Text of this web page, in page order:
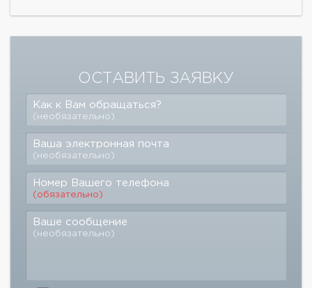
ОСТАВИТЬ ЗАЯВКУ
Как к Вам обращаться?
(необязательно)
Ваша электронная почта
(необязательно)
Номер Вашего телефона
(обязательно)
Ваше сообщение
(необязательно)